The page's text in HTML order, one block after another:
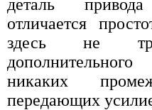
деталь
отличается
здесь не
никаких
передающих